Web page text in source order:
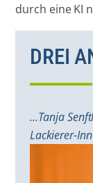
durch eine KI
DREI
...Tanja
Lackierer-